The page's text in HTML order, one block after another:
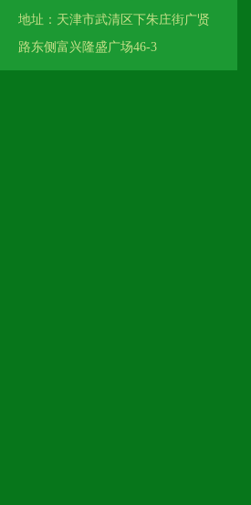
地址：天津市武清区下朱庄街广贤
路东侧富兴隆盛广场46-3